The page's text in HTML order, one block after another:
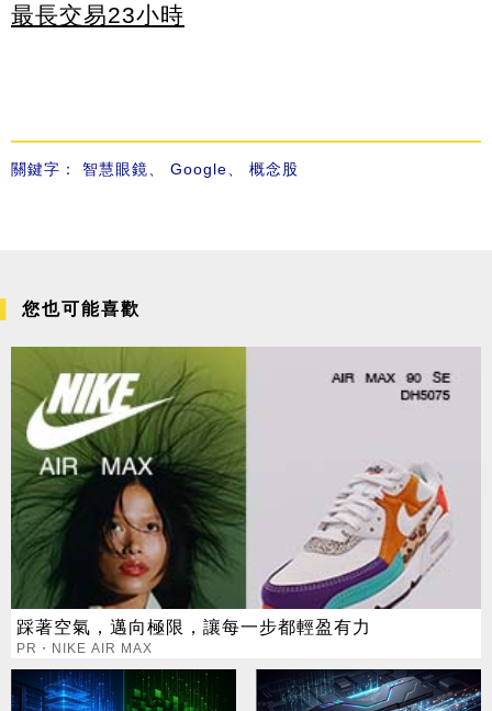
最長交易23小時
關鍵字： 智慧眼鏡 Google 概念股
您也可能喜歡
踩著空氣，邁向極限，讓每一步都輕盈有力
PR・NIKE AIR MAX